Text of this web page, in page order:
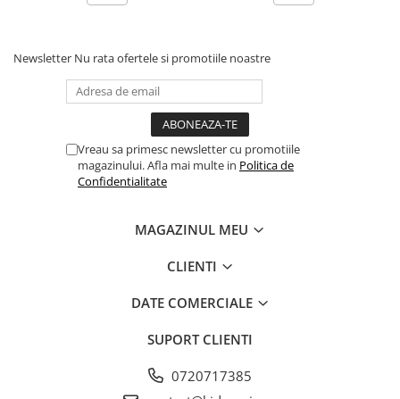
Newsletter Nu rata ofertele si promotiile noastre
Vreau sa primesc newsletter cu promotiile
magazinului. Afla mai multe in Politica de
Confidentialitate
MAGAZINUL MEU
CLIENTI
DATE COMERCIALE
SUPORT CLIENTI
0720717385